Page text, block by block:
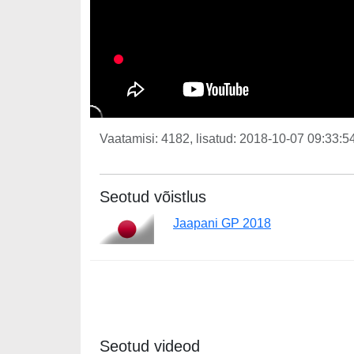
Vaatamisi: 4182, lisatud: 2018-10-07
Seotud võistlus
Jaapani GP 2018
Seotud videod